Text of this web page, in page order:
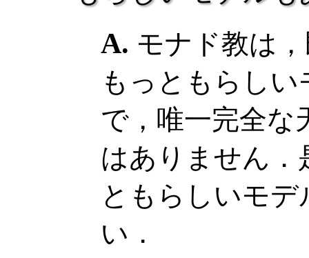
モナド教は
もっともらし
で，唯一完全な
はありません
ともらしいモ
い．